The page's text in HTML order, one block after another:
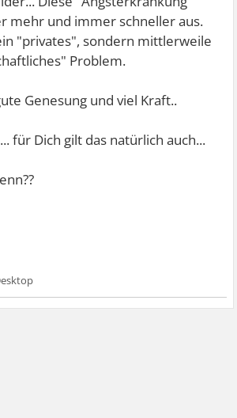
mehr und immer schneller aus.
"privates", sondern mittlerweile
Problem.
Genesung und viel Kraft..
... für Dich gilt das natürlich auch...